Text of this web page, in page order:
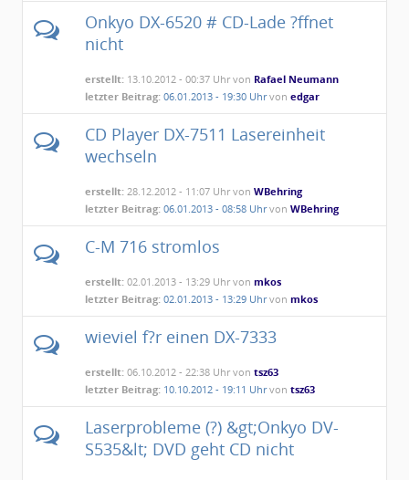
Onkyo DX-6520 # CD-Lade ?ffnet
nicht
erstellt: 13.10.2012 - 00:37 Uhr von Rafael Neumann
letzter Beitrag: 06.01.2013 - 19:30 Uhrvonedgar
CD Player DX-7511 Lasereinheit
wechseln
erstellt: 28.12.2012 - 11:07 Uhr vonWBehring
letzter Beitrag: 06.01.2013 - 08:58 UhrvonWBehring
C-M 716 stromlos
erstellt: 02.01.2013 - 13:29 Uhr vonmkos
letzter Beitrag: 02.01.2013 - 13:29 Uhrvonmkos
wieviel f?r einen DX-7333
erstellt: 06.10.2012 - 22:38 Uhr vontsz63
letzter Beitrag: 10.10.2012 - 19:11 Uhrvontsz63
Laserprobleme (?) &gt;Onkyo DV-
S535&lt; DVD geht CD nicht